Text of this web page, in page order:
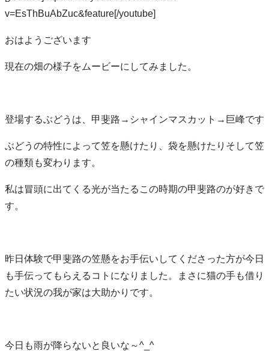
v=EsThBuAbZuc&feature[/youtube]
おはようございます
現在の畑の様子をムービーにしてみました。
登場するぶどうは、甲斐路→シャインマスカット→巨峰です
ぶどうの特性によって笠を懸けたり、袋を懸けたりそして笠
の種類も変わります。
私は冒頭に出てくる光が当たるこの時期の甲斐路のが好きで
す。
昨日体験で甲斐路の笠懸をお手伝いしてくださった方が今日
も手伝ってもらえるコトになりました。まさに猫の手も借り
たい状況の我が家は大助かりです。
今日も雨が降らないと良いな～^_^